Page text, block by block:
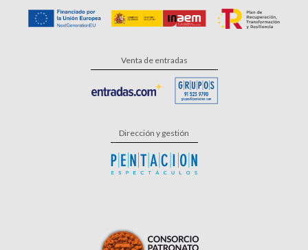
Venta de entradas
Dirección y gestión